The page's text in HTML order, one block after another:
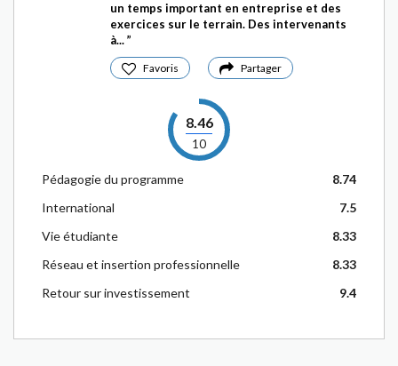
un temps important en entreprise et des
exercices sur le terrain. Des intervenants
à...
Favoris Partager
8.46
10
Pédagogie du programme
8.74
International
7.5
Vie étudiante
8.33
Réseau et insertion professionnelle
8.33
Retour sur investissement
9.4